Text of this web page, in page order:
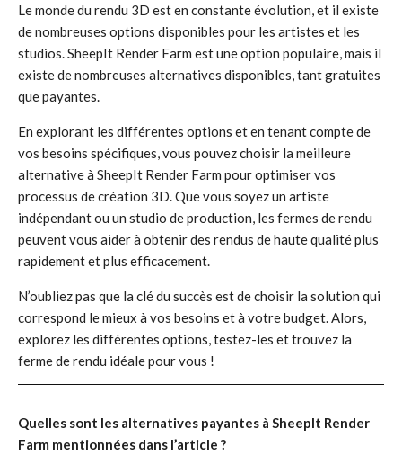
Le monde du rendu 3D est en constante évolution, et il existe
de nombreuses options disponibles pour les artistes et les
studios. SheepIt Render Farm est une option populaire, mais il
existe de nombreuses alternatives disponibles, tant gratuites
que payantes.
En explorant les différentes options et en tenant compte de
vos besoins spécifiques, vous pouvez choisir la meilleure
alternative à SheepIt Render Farm pour optimiser vos
processus de création 3D. Que vous soyez un artiste
indépendant ou un studio de production, les fermes de rendu
peuvent vous aider à obtenir des rendus de haute qualité plus
rapidement et plus efficacement.
N’oubliez pas que la clé du succès est de choisir la solution qui
correspond le mieux à vos besoins et à votre budget. Alors,
explorez les différentes options, testez-les et trouvez la
ferme de rendu idéale pour vous !
Quelles sont les alternatives payantes à SheepIt Render
Farm mentionnées dans l’article ?